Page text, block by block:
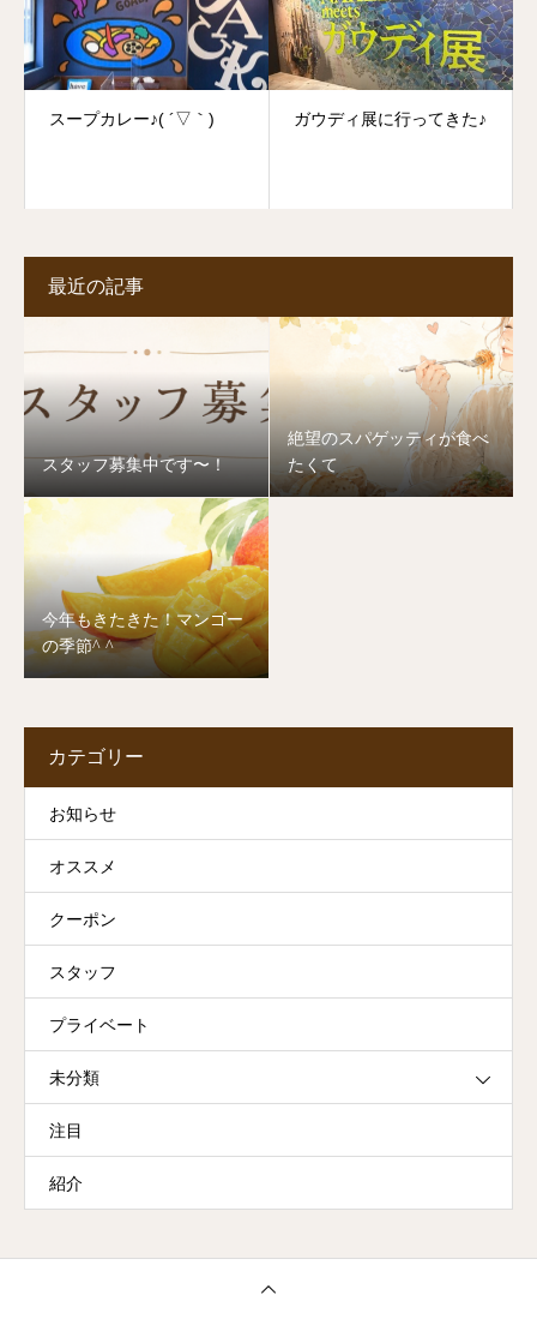
スープカレー♪( ´▽｀) ガウディ展に行ってきた♪
最近の記事
スタッフ募集中です〜！
絶望のスパゲッティが食べ
たくて
今年もきたきた！マンゴー
の季節^ ^
カテゴリー
お知らせ
オススメ
クーポン
スタッフ
プライベート
未分類
注目
紹介